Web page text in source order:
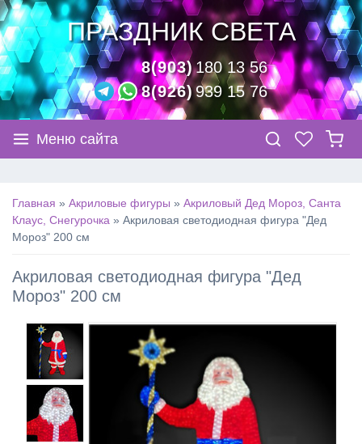
ПРАЗДНИК СВЕТА
8(903)180 13 56
8(926)939 15 76
Меню сайта
Главная » Акриловые фигуры » Акриловый Дед Мороз, Санта
Клаус, Снегурочка » Акриловая светодиодная фигура "Дед
Мороз" 200 см
Акриловая светодиодная фигура "Дед
Мороз" 200 см